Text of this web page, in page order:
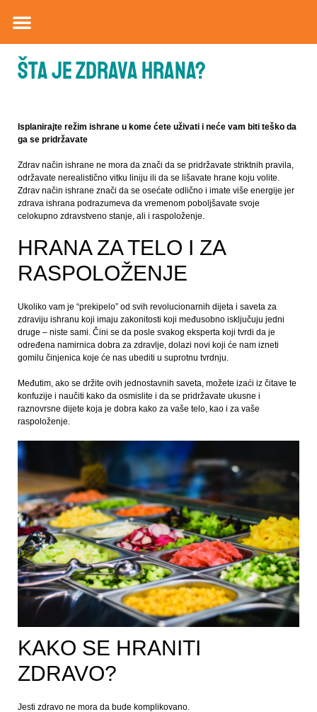
Šta je zdrava hrana?
Isplanirajte režim ishrane u kome ćete uživati i neće vam biti teško da
ga se pridržavate
Zdrav način ishrane ne mora da znači da se pridržavate striktnih pravila,
održavate nerealistično vitku liniju ili da se lišavate hrane koju volite.
Zdrav način ishrane znači da se osećate odlično i imate više energije jer
zdrava ishrana podrazumeva da vremenom poboljšavate svoje
celokupno zdravstveno stanje, ali i raspoloženje.
HRANA ZA TELO I ZA
RASPOLOŽENJE
Ukoliko vam je “prekipelo” od svih revolucionarnih dijeta i saveta za
zdraviju ishranu koji imaju zakonitosti koji međusobno isključuju jedni
druge – niste sami. Čini se da posle svakog eksperta koji tvrdi da je
određena namirnica dobra za zdravlje, dolazi novi koji će nam izneti
gomilu činjenica koje će nas ubediti u suprotnu tvrdnju.
Međutim, ako se držite ovih jednostavnih saveta, možete izaći iz čitave te
konfuzije i naučiti kako da osmislite i da se pridržavate ukusne i
raznovrsne dijete koja je dobra kako za vaše telo, kao i za vaše
raspoloženje.
KAKO SE HRANITI
ZDRAVO?
Jesti zdravo ne mora da bude komplikovano.